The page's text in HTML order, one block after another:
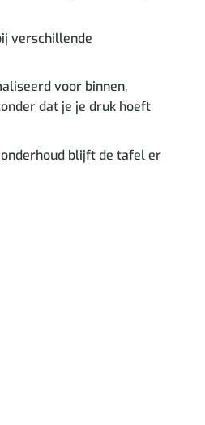
verschillende
voor binnen,
dat je je druk hoeft
blijft de tafel er